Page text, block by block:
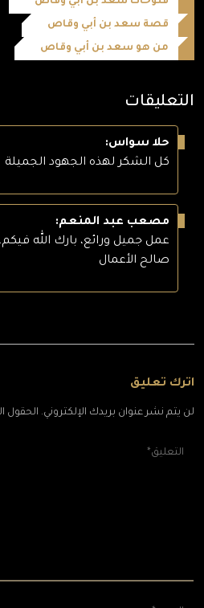
قصة سعد بن أبي وقاص
من هو سعد بن أبي وقاص
التعليقات
حلا سواس:
كل الشكر لهذه الجهود الجميلة
مصعب عبد المنعم:
عمل جميل ورائع، بارك الله
صالح الأعمال
اترك تعليق
لن يتم نشر عنوان بريدك الإلكتروني. الحقول